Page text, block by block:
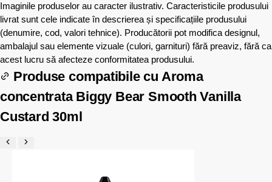
Imaginile produselor au caracter ilustrativ. Caracteristicile produsului
livrat sunt cele indicate în descrierea și specificațiile produsului
(denumire, cod, valori tehnice). Producătorii pot modifica designul,
ambalajul sau elemente vizuale (culori, garnituri) fără preaviz, fără ca
acest lucru să afecteze conformitatea produsului.
Produse compatibile cu Aroma
concentrata Biggy Bear Smooth Vanilla
Custard 30ml